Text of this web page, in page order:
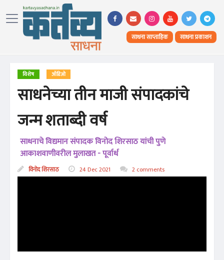
साधना साप्ताहिक साधना प्रकाशन
विशेष ऑडिओ
साधनेच्या तीन माजी संपादकांचे
जन्म शताब्दी वर्ष
साधनाचे विद्यमान संपादक विनोद शिरसाठ यांची पुणे
आकाशवाणीवरील मुलाखत - पूर्वार्ध
विनोद शिरसाठ 24 Dec 2021 2 comments